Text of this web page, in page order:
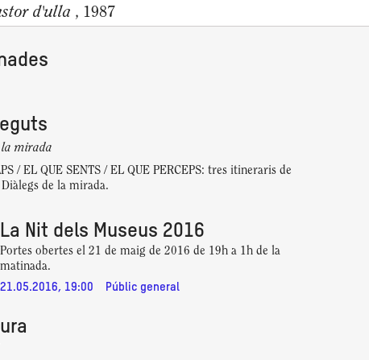
d'ulla , 1987
la mirada
/ EL QUE SENTS / EL QUE PERCEPS: tres itineraris de
de la mirada.
La Nit dels Museus 2016
Portes obertes el 21 de maig de 2016 de 19h a 1h de la
matinada.
21.05.2016, 19:00
Públic general